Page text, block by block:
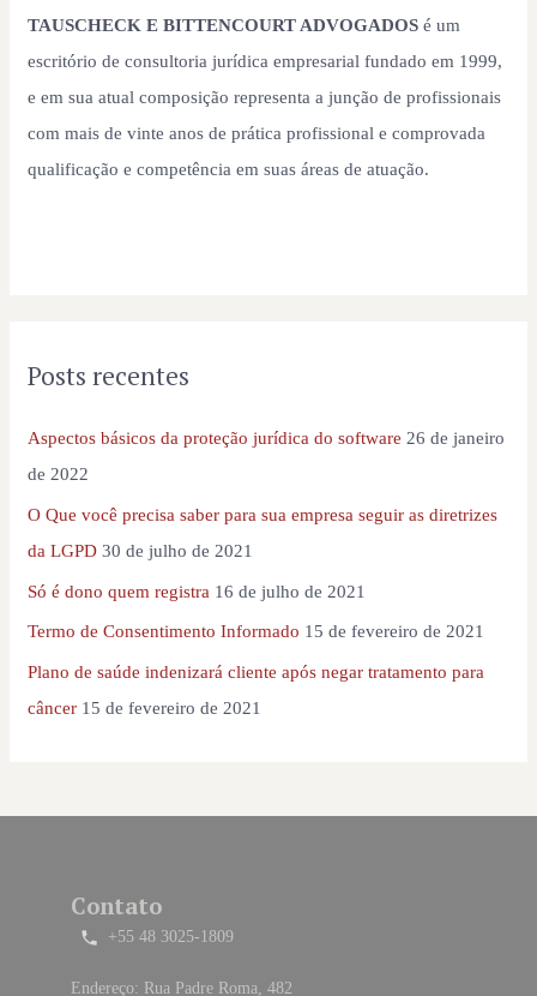
TAUSCHECK E BITTENCOURT ADVOGADOS é um
escritório de consultoria jurídica empresarial fundado em 1999,
e em sua atual composição representa a junção de profissionais
com mais de vinte anos de prática profissional e comprovada
qualificação e competência em suas áreas de atuação.
Posts recentes
Aspectos básicos da proteção jurídica do software 26 de janeiro
de 2022
O Que você precisa saber para sua empresa seguir as diretrizes
da LGPD 30 de julho de 2021
Só é dono quem registra 16 de julho de 2021
Termo de Consentimento Informado 15 de fevereiro de 2021
Plano de saúde indenizará cliente após negar tratamento para
câncer 15 de fevereiro de 2021
Contato
+55 48 3025-1809
Endereço: Rua Padre Roma, 482